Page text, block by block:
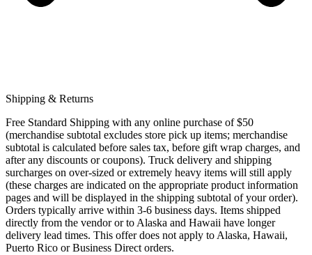
Shipping & Returns
Free Standard Shipping with any online purchase of $50
(merchandise subtotal excludes store pick up items; merchandise
subtotal is calculated before sales tax, before gift wrap charges, and
after any discounts or coupons). Truck delivery and shipping
surcharges on over-sized or extremely heavy items will still apply
(these charges are indicated on the appropriate product information
pages and will be displayed in the shipping subtotal of your order).
Orders typically arrive within 3-6 business days. Items shipped
directly from the vendor or to Alaska and Hawaii have longer
delivery lead times. This offer does not apply to Alaska, Hawaii,
Puerto Rico or Business Direct orders.